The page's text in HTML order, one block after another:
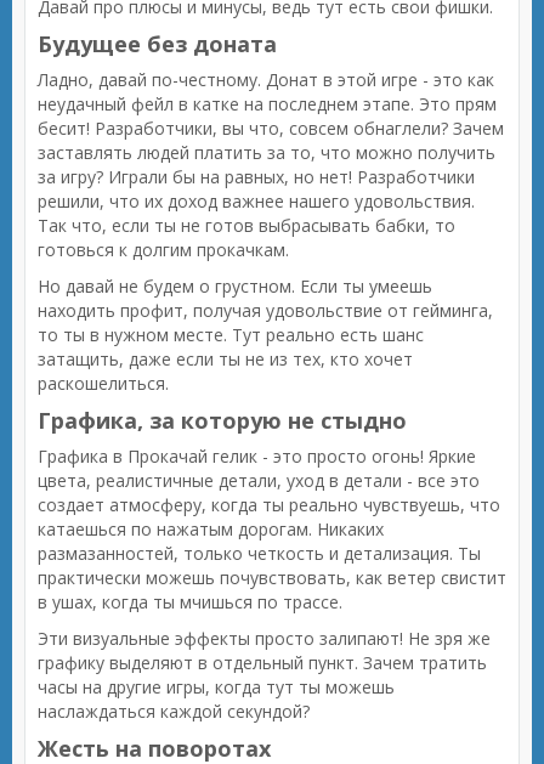
Давай про плюсы и минусы, ведь тут есть свои фишки.
Будущее без доната
Ладно, давай по-честному. Донат в этой игре - это как
неудачный фейл в катке на последнем этапе. Это прям
бесит! Разработчики, вы что, совсем обнаглели? Зачем
заставлять людей платить за то, что можно получить
за игру? Играли бы на равных, но нет! Разработчики
решили, что их доход важнее нашего удовольствия.
Так что, если ты не готов выбрасывать бабки, то
готовься к долгим прокачкам.
Но давай не будем о грустном. Если ты умеешь
находить профит, получая удовольствие от гейминга,
то ты в нужном месте. Тут реально есть шанс
затащить, даже если ты не из тех, кто хочет
раскошелиться.
Графика, за которую не стыдно
Графика в Прокачай гелик - это просто огонь! Яркие
цвета, реалистичные детали, уход в детали - все это
создает атмосферу, когда ты реально чувствуешь, что
катаешься по нажатым дорогам. Никаких
размазанностей, только четкость и детализация. Ты
практически можешь почувствовать, как ветер свистит
в ушах, когда ты мчишься по трассе.
Эти визуальные эффекты просто залипают! Не зря же
графику выделяют в отдельный пункт. Зачем тратить
часы на другие игры, когда тут ты можешь
наслаждаться каждой секундой?
Жесть на поворотах